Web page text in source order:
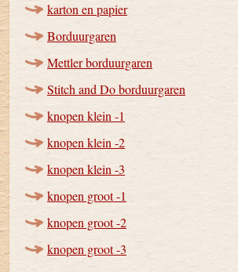
karton en papier
Borduurgaren
Mettler borduurgaren
Stitch and Do borduurgaren
knopen klein -1
knopen klein -2
knopen klein -3
knopen groot -1
knopen groot -2
knopen groot -3